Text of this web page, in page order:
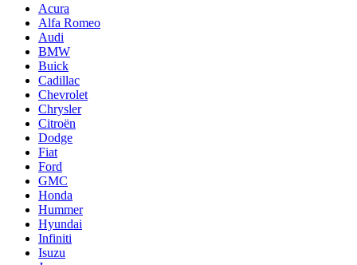
Acura
Alfa Romeo
Audi
BMW
Buick
Cadillac
Chevrolet
Chrysler
Citroën
Dodge
Fiat
Ford
GMC
Honda
Hummer
Hyundai
Infiniti
Isuzu